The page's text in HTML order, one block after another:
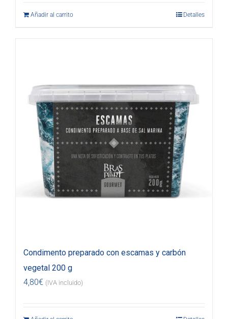
Añadir al carrito Detalles
Condimento preparado con escamas y carbón
vegetal 200 g
4,80€ (IVA incluido)